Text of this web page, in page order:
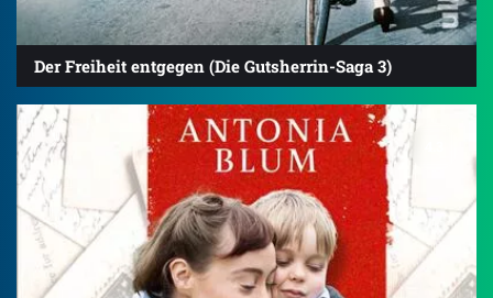
Der Freiheit entgegen (Die Gutsherrin-Saga 3)